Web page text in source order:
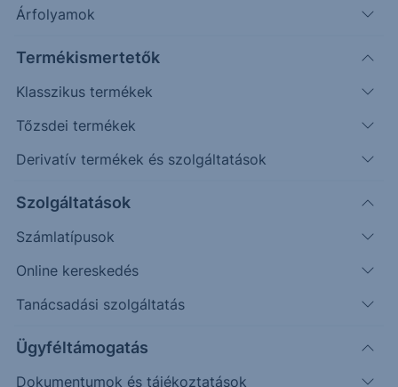
Árfolyamok
Termékismertetők
Klasszikus termékek
Tőzsdei termékek
Derivatív termékek és szolgáltatások
Szolgáltatások
Számlatípusok
Online kereskedés
Tanácsadási szolgáltatás
Ügyféltámogatás
Dokumentumok és tájékoztatások
További információk kérése
Erste Market Pro belépés